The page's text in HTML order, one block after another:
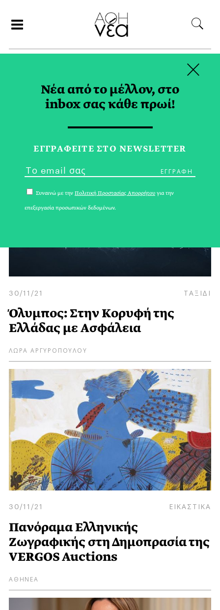
ΝΟΕΜΒΡΙΟΣ 2021
30/11/21 ΤΑΞΙΔΙ
Όλυμπος: Στην Kορυφή της
Ελλάδας με Aσφάλεια
ΛΩΡΑ ΑΡΓΥΡΟΠΟΥΛΟΥ
30/11/21 ΕΙΚΑΣΤΙΚΑ
Πανόραμα Ελληνικής
Ζωγραφικής στη Δημοπρασία της
VERGOS Auctions
ΑΘΗΝΕΑ
Νέα από το μέλλον, στο
inbox σας κάθε πρωί!
ΕΓΓPΑΦΕΙΤΕ ΣΤΟ NEWSLETTER
Συναινώ με την Πολιτική Προστασίας Απορρήτου για την
επεξεργασία προσωπικών δεδομένων.
×